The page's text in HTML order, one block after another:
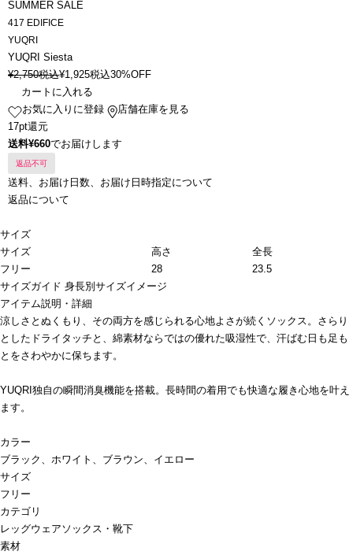
SUMMER SALE
417 EDIFICE
YUQRI
YUQRI Siesta
¥2,750税込¥1,925税込30%OFF
カートに入れる
お気に入りに登録
店舗在庫を見る
17pt還元
送料¥660でお届けします
返品不可
送料、お届け日数、お届け日時指定について
返品について
サイズ
サイズ
高さ
全長
フリー
28
23.5
サイズガイド 身長別サイズイメージ
アイテム説明・詳細
涼しさとぬくもり、その両方を感じられる心地よさが続くソックス。さらり
としたドライタッチと、綿素材ならではの優れた吸湿性で、汗ばむ日も足も
とをさわやかに保ちます。
YUQRI独自の瞬間消臭機能を搭載。長時間の着用でも快適な履き心地を叶え
ます。
カラー
ブラック、ホワイト、ブラウン、イエロー
サイズ
フリー
カテゴリ
レッグウェア ソックス・靴下
素材